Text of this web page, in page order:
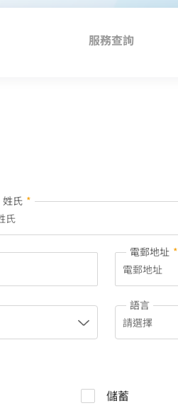
服務查詢
姓氏 *
電郵地址 *
語言
儲蓄